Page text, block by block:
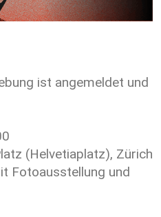
ist angemeldet und
(Helvetiaplatz), Zürich
Fotoausstellung und